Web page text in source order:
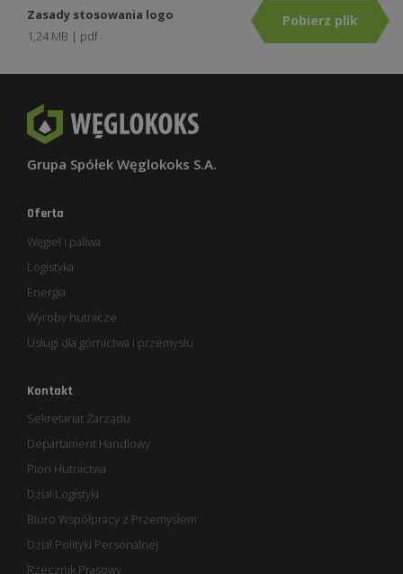
Zasady stosowania logo
1,24 MB | pdf
Pobierz plik
Grupa Spółek Węglokoks S.A.
Oferta
Węgiel i paliwa
Logistyka
Energia
Wyroby hutnicze
Usługi dla górnictwa i przemysłu
Kontakt
Sekretariat Zarządu
Departament Handlowy
Pion Hutnictwa
Dział Logistyki
Biuro Współpracy z Przemysłem
Dział Polityki Personalnej
Rzecznik Prasowy